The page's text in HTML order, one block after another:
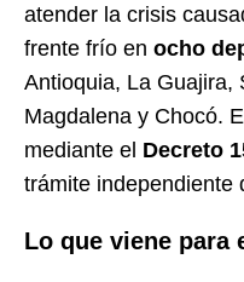
atender la crisis
frente frío en ocho
Antioquia, La Guajira,
Magdalena y Chocó.
mediante el Decreto
trámite independiente
Lo que viene para